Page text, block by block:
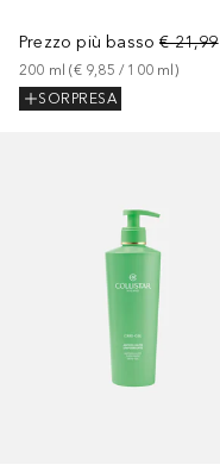
Prezzo più basso € 21,99
200 ml (€ 9,85 / 100 ml )
SORPRESA